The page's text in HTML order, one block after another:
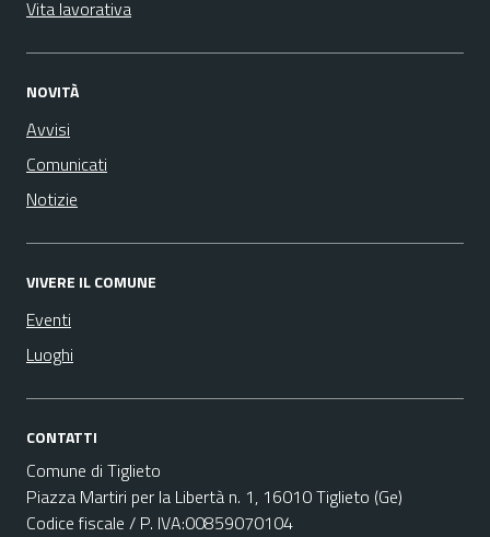
Vita lavorativa
NOVITÀ
Avvisi
Comunicati
Notizie
VIVERE IL COMUNE
Eventi
Luoghi
CONTATTI
Comune di Tiglieto
Piazza Martiri per la Libertà n. 1, 16010 Tiglieto (Ge)
Codice fiscale / P. IVA:00859070104